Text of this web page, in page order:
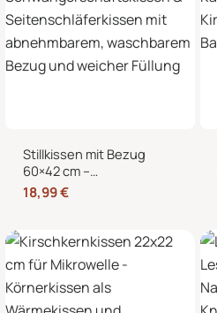
Stillkissen mit Bezug
60×42 cm –
Schwangerschaftskissen
& Seitenschläferkissen
waschbarem Bezug und
weicher Füllung
18,99€